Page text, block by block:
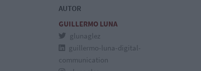
AUTOR
GUILLERMO LUNA
glunaglez
guillermo-luna-digital-
communication